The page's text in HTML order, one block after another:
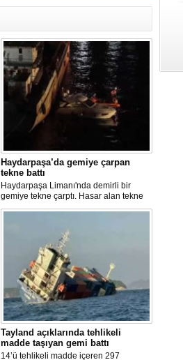
Haydarpaşa’da gemiye çarpan
tekne battı
Haydarpaşa Limanı'nda demirli bir
gemiye tekne çarptı. Hasar alan tekne
kısa süre içerisinde su alıp batarken,
Tayland açıklarında tehlikeli
madde taşıyan gemi battı
14’ü tehlikeli madde içeren 297